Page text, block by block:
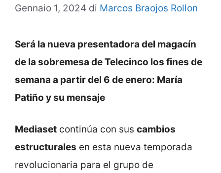
Gennaio 1, 2024 di Marcos Braojos Rollon
Será la nueva presentadora del magacín
de la sobremesa de Telecinco los fines de
semana a partir del 6 de enero: María
Patiño y su mensaje
Mediaset continúa con sus cambios
estructurales en esta nueva temporada
revolucionaria para el grupo de